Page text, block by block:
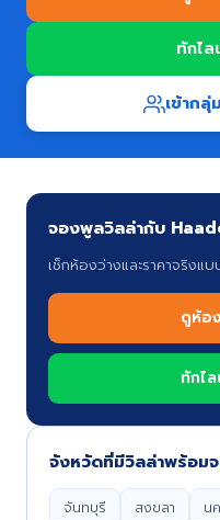
ทักไ
เข้าก
จองพูลวิลล่ากับ
เช็กห้องว่างและราคาจริงแ
ดูห้อ
ทักไ
จังหวัดที่มีวิลล่าพร้อม
จันทบุรี สงขลา น